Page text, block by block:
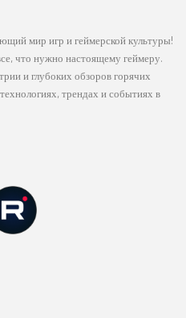
мир игр и геймерской культуры!
что нужно настоящему геймеру.
и глубоких обзоров горячих
трендах и событиях в